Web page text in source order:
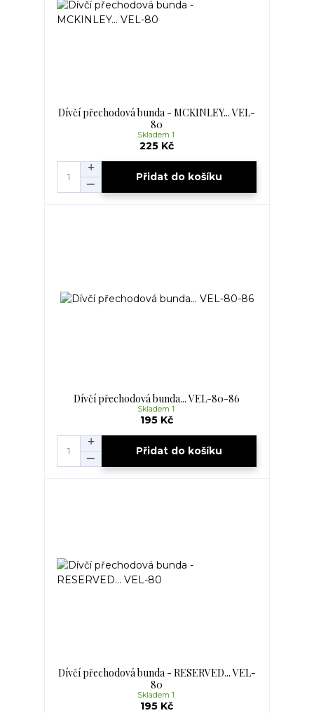
Dívčí přechodová bunda - MCKINLEY... VEL-
80
225 Kč
Skladem 1
Přidat do košíku
Dívčí přechodová bunda... VEL-80-86
195 Kč
Skladem 1
Přidat do košíku
Dívčí přechodová bunda - RESERVED... VEL-
80
195 Kč
Skladem 1